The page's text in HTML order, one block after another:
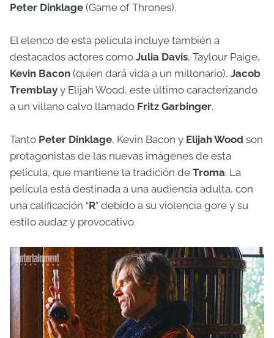
Peter Dinklage (Game of Thrones).
El elenco de esta película incluye también a
destacados actores como Julia Davis, Taylour Paige,
Kevin Bacon (quien dará vida a un millonario), Jacob
Tremblay y Elijah Wood, este último caracterizando
a un villano calvo llamado Fritz Garbinger.
Tanto Peter Dinklage, Kevin Bacon y Elijah Wood son
protagonistas de las nuevas imágenes de esta
película, que mantiene la tradición de Troma. La
película está destinada a una audiencia adulta, con
una calificación “R” debido a su violencia gore y su
estilo audaz y provocativo.